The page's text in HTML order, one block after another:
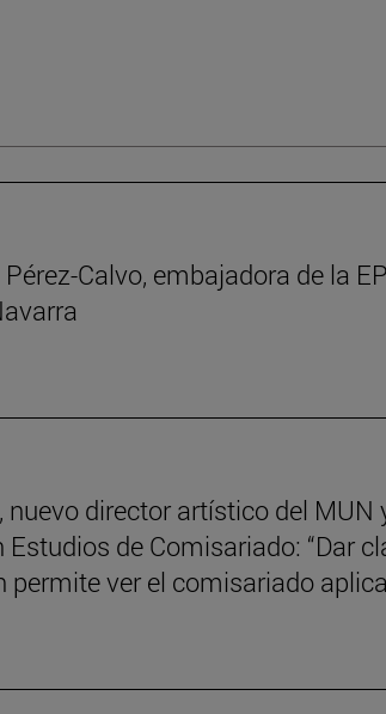
Calvo, embajadora de la
nuevo director artístico del MUN
de Comisariado: “Dar
permite ver el comisariado